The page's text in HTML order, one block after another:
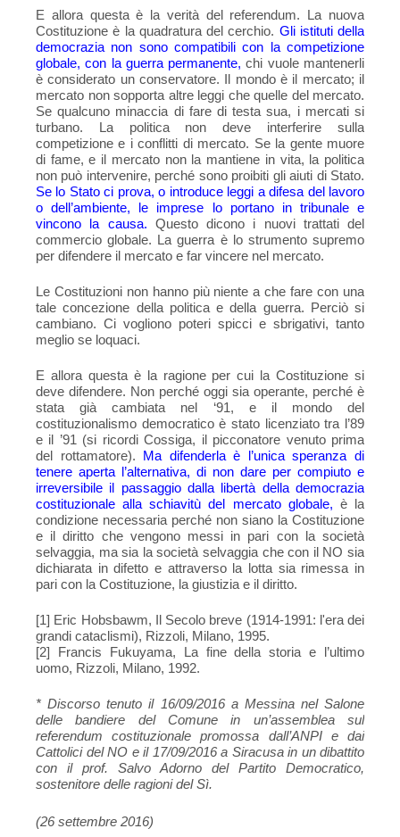
E allora questa è la verità del referendum. La nuova
Costituzione è la quadratura del cerchio. Gli istituti della
democrazia non sono compatibili con la competizione
globale, con la guerra permanente, chi vuole mantenerli
è considerato un conservatore. Il mondo è il mercato; il
mercato non sopporta altre leggi che quelle del mercato.
Se qualcuno minaccia di fare di testa sua, i mercati si
turbano. La politica non deve interferire sulla
competizione e i conflitti di mercato. Se la gente muore
di fame, e il mercato non la mantiene in vita, la politica
non può intervenire, perché sono proibiti gli aiuti di Stato.
Se lo Stato ci prova, o introduce leggi a difesa del lavoro
o dell’ambiente, le imprese lo portano in tribunale e
vincono la causa. Questo dicono i nuovi trattati del
commercio globale. La guerra è lo strumento supremo
per difendere il mercato e far vincere nel mercato.
Le Costituzioni non hanno più niente a che fare con una
tale concezione della politica e della guerra. Perciò si
cambiano. Ci vogliono poteri spicci e sbrigativi, tanto
meglio se loquaci.
E allora questa è la ragione per cui la Costituzione si
deve difendere. Non perché oggi sia operante, perché è
stata già cambiata nel ‘91, e il mondo del
costituzionalismo democratico è stato licenziato tra l’89
e il ’91 (si ricordi Cossiga, il picconatore venuto prima
del rottamatore). Ma difenderla è l’unica speranza di
tenere aperta l’alternativa, di non dare per compiuto e
irreversibile il passaggio dalla libertà della democrazia
costituzionale alla schiavitù del mercato globale, è la
condizione necessaria perché non siano la Costituzione
e il diritto che vengono messi in pari con la società
selvaggia, ma sia la società selvaggia che con il NO sia
dichiarata in difetto e attraverso la lotta sia rimessa in
pari con la Costituzione, la giustizia e il diritto.
[1] Eric Hobsbawm, Il Secolo breve (1914-1991: l'era dei
grandi cataclismi), Rizzoli, Milano, 1995.
[2] Francis Fukuyama, La fine della storia e l’ultimo
uomo, Rizzoli, Milano, 1992.
* Discorso tenuto il 16/09/2016 a Messina nel Salone
delle bandiere del Comune in un’assemblea sul
referendum costituzionale promossa dall’ANPI e dai
Cattolici del NO e il 17/09/2016 a Siracusa in un dibattito
con il prof. Salvo Adorno del Partito Democratico,
sostenitore delle ragioni del Sì.
(26 settembre 2016)